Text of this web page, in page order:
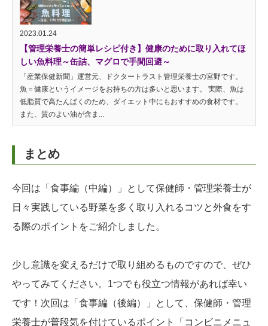
2023.01.24
【管理栄養士の簡単レシピ付き】健康のために取り入れてほ
しい魚料理～缶詰、マグロで手間回避～
「産業保健新聞」運営元、ドクタートラスト管理栄養士の宮野です。
魚＝健康というイメージをお持ちの方は多いと思います。 実際、魚は
低脂質で高たんぱくのため、ダイエット中にもおすすめの食材です。
また、質のよい油が含ま...
まとめ
今回は「食事編（中編）」として保健師・管理栄養士が
日々実践している野菜を多く取り入れるコツと外食をす
る際のポイントをご紹介しました。
少し意識を変えるだけで取り組めるものですので、ぜひ
やってみてください。1つでも役立つ情報があれば幸い
です！次回は「食事編（後編）」として、保健師・管理
栄養士が普段気を付けているポイント「コンビニメニュ